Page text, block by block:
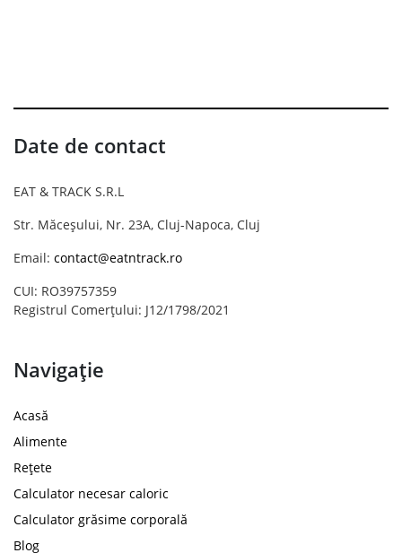
Date de contact
EAT & TRACK S.R.L
Str. Măceșului, Nr. 23A, Cluj-Napoca, Cluj
Email: contact@eatntrack.ro
CUI: RO39757359
Registrul Comerțului: J12/1798/2021
Navigație
Acasă
Alimente
Rețete
Calculator necesar caloric
Calculator grăsime corporală
Blog